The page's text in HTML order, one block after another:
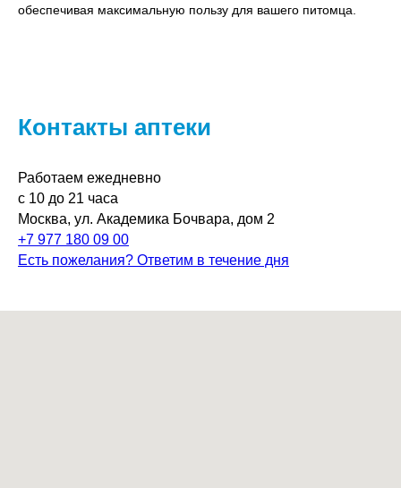
обеспечивая максимальную пользу для вашего питомца.
Контакты аптеки
Работаем ежедневно
с 10 до 21 часа
Москва, ул. Академика Бочвара, дом 2
+7 977 180 09 00
Есть пожелания? Ответим в течение дня